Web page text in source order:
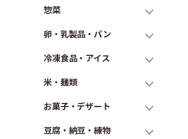
惣菜
卵・乳製品・パン
冷凍食品・アイス
米・麺類
お菓子・デザート
豆腐・納豆・練物